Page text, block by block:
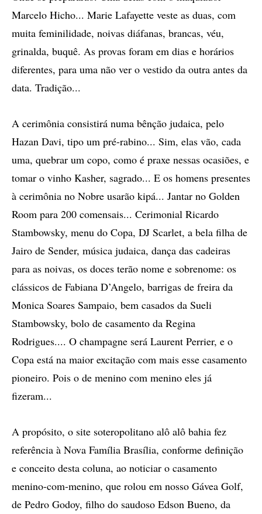
Marcelo Hicho... Marie Lafayette veste as duas, com
muita feminilidade, noivas diáfanas, brancas, véu,
grinalda, buquê. As provas foram em dias e horários
diferentes, para uma não ver o vestido da outra antes da
data. Tradição...
A cerimônia consistirá numa bênção judaica, pelo
Hazan Davi, tipo um pré-rabino... Sim, elas vão, cada
uma, quebrar um copo, como é praxe nessas ocasiões, e
tomar o vinho Kasher, sagrado... E os homens presentes
à cerimônia no Nobre usarão kipá... Jantar no Golden
Room para 200 comensais... Cerimonial Ricardo
Stambowsky, menu do Copa, DJ Scarlet, a bela filha de
Jairo de Sender, música judaica, dança das cadeiras
para as noivas, os doces terão nome e sobrenome: os
clássicos de Fabiana D’Angelo, barrigas de freira da
Monica Soares Sampaio, bem casados da Sueli
Stambowsky, bolo de casamento da Regina
Rodrigues.... O champagne será Laurent Perrier, e o
Copa está na maior excitação com mais esse casamento
pioneiro. Pois o de menino com menino eles já
fizeram...
A propósito, o site soteropolitano alô alô bahia fez
referência à Nova Família Brasília, conforme definição
e conceito desta coluna, ao noticiar o casamento
menino-com-menino, que rolou em nosso Gávea Golf,
de Pedro Godoy, filho do saudoso Edson Bueno, da